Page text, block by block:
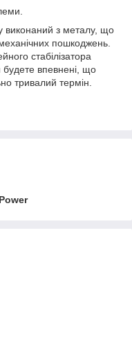
виконаний з металу, що
пошкоджень.
стабілізатора
впевнені, що
тривалий термін.